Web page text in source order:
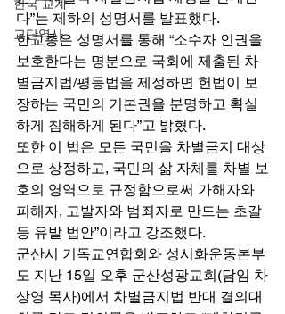
한국 교계
교단역사
다”는 제하의 성명서를 발표했다.
한교총은 성명서를 통해 “소수자 인권을
보호한다는 명분으로 국회에 제출된 차
별금지법/평등법을 제정하면 헌법이 보
장하는 국민의 기본권을 분명하고 확실
하게 침해하게 된다”고 밝혔다.
또한 이 법은 모든 국민을 차별금지 대상
으로 상정하고, 국민의 삶 자체를 차별 보
호의 영역으로 규정함으로써 가해자와
피해자, 고발자와 범죄자로 만드는 초갈
등 유발 법안”이라고 강조했다.
군산시 기독교연합회와 성시화운동본부
도 지난 15일 오후 군산성광교회(담임 차
상영 목사)에서 차별금지법 반대 결의대